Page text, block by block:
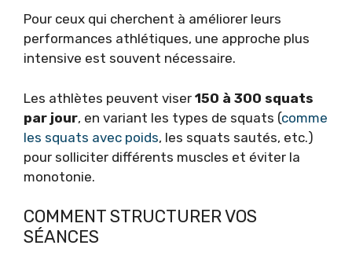
Pour ceux qui cherchent à améliorer leurs
performances athlétiques, une approche plus
intensive est souvent nécessaire.
Les athlètes peuvent viser 150 à 300 squats
par jour, en variant les types de squats (comme
les squats avec poids, les squats sautés, etc.)
pour solliciter différents muscles et éviter la
monotonie.
COMMENT STRUCTURER VOS
SÉANCES